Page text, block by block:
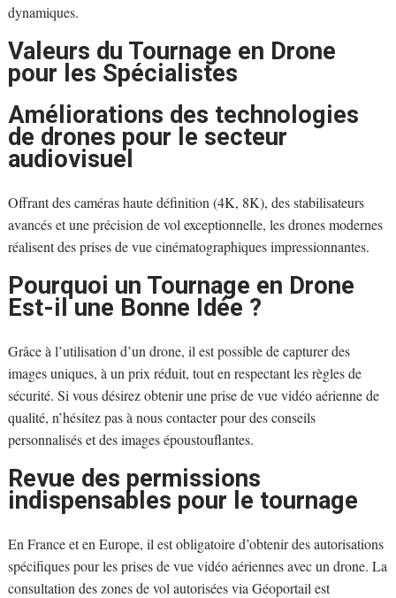
dynamiques.
Valeurs du Tournage en Drone
pour les Spécialistes
Améliorations des technologies
de drones pour le secteur
audiovisuel
Offrant des caméras haute définition (4K, 8K), des stabilisateurs
avancés et une précision de vol exceptionnelle, les drones modernes
réalisent des prises de vue cinématographiques impressionnantes.
Pourquoi un Tournage en Drone
Est-il une Bonne Idée ?
Grâce à l’utilisation d’un drone, il est possible de capturer des
images uniques, à un prix réduit, tout en respectant les règles de
sécurité. Si vous désirez obtenir une prise de vue vidéo aérienne de
qualité, n’hésitez pas à nous contacter pour des conseils
personnalisés et des images époustouflantes.
Revue des permissions
indispensables pour le tournage
En France et en Europe, il est obligatoire d’obtenir des autorisations
spécifiques pour les prises de vue vidéo aériennes avec un drone. La
consultation des zones de vol autorisées via Géoportail est